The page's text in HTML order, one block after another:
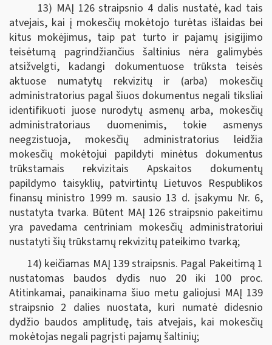
13) MAĮ 126 straipsnio 4 dalis nustatė, kad tais
atvejais, kai į mokesčių mokėtojo turėtas išlaidas bei
kitus mokėjimus, taip pat turto ir pajamų įsigijimo
teisėtumą pagrindžiančius šaltinius nėra galimybės
atsižvelgti, kadangi dokumentuose trūksta teisės
aktuose numatytų rekvizitų ir (arba) mokesčių
administratorius pagal šiuos dokumentus negali tiksliai
identifikuoti juose nurodytų asmenų arba, mokesčių
administratoriaus duomenimis, tokie asmenys
neegzistuoja, mokesčių administratorius leidžia
mokesčių mokėtojui papildyti minėtus dokumentus
trūkstamais rekvizitais Apskaitos dokumentų
papildymo taisyklių, patvirtintų Lietuvos Respublikos
finansų ministro 1999 m. sausio 13 d. įsakymu Nr. 6,
nustatyta tvarka. Būtent MAĮ 126 straipsnio pakeitimu
yra pavedama centriniam mokesčių administratoriui
nustatyti šių trūkstamų rekvizitų pateikimo tvarką;
14) keičiamas MAĮ 139 straipsnis. Pagal Pakeitimą 1
nustatomas baudos dydis nuo 20 iki 100 proc.
Atitinkamai, panaikinama šiuo metu galiojusi MAĮ 139
straipsnio 2 dalies nuostata, kuri numatė didesnio
dydžio baudos amplitudę, tais atvejais, kai mokesčių
mokėtojas negali pagrįsti pajamų šaltinių;